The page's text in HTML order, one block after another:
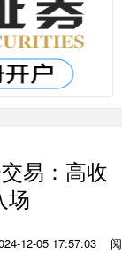
易：高收
场
12-05 17:57:03
阅